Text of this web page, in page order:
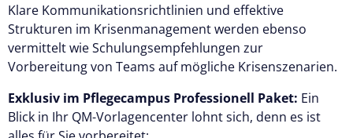
Klare Kommunikationsrichtlinien und effektive
Strukturen im Krisenmanagement werden ebenso
vermittelt wie Schulungsempfehlungen zur
Vorbereitung von Teams auf mögliche Krisenszenarien.
Exklusiv im Pflegecampus Professionell Paket: Ein
Blick in Ihr QM-Vorlagencenter lohnt sich, denn es ist